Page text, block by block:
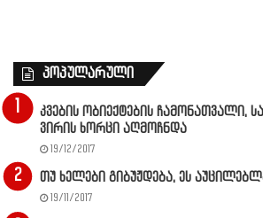
პოპულარული
კვების ობიექტების ჩამონათვალი,
ვირის ხორცი აღმოჩნდა
19/12/2017
თუ ხელები გიბუჟდება, ეს
19/11/2017